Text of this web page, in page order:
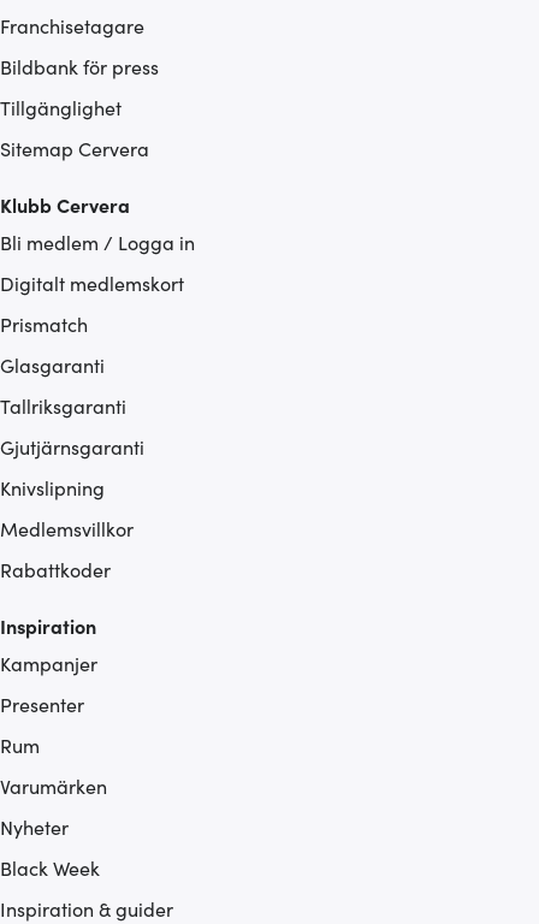
Franchisetagare
Bildbank för press
Tillgänglighet
Sitemap Cervera
Klubb Cervera
Bli medlem / Logga in
Digitalt medlemskort
Prismatch
Glasgaranti
Tallriksgaranti
Gjutjärnsgaranti
Knivslipning
Medlemsvillkor
Rabattkoder
Inspiration
Kampanjer
Presenter
Rum
Varumärken
Nyheter
Black Week
Inspiration & guider